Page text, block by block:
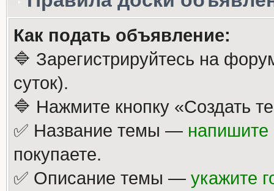
Как подать объявление:
🔷 Зарегистрируйтесь на
суток).
🔷 Нажмите кнопку «Создать
✅ Название темы — напишите
покупаете.
✅ Описание темы — укажите